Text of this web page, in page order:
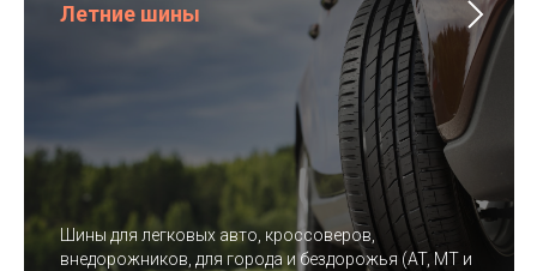
Летние шины
Шины для легковых авто, кроссоверов,
внедорожников, для города и бездорожья (AT, MT и